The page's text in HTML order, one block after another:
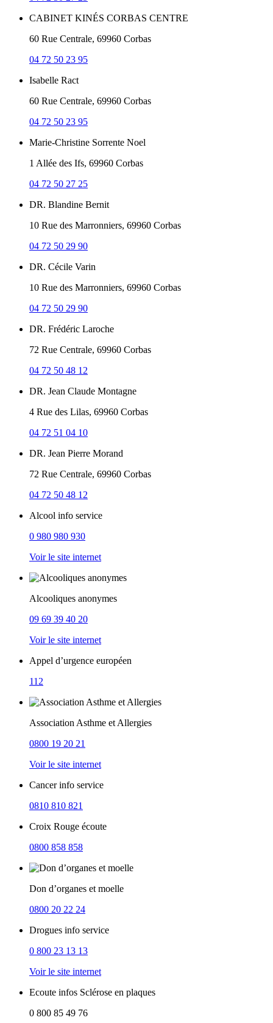
CABINET KINÉS CORBAS CENTRE
60 Rue Centrale, 69960 Corbas
04 72 50 23 95
Isabelle Ract
60 Rue Centrale, 69960 Corbas
04 72 50 23 95
Marie-Christine Sorrente Noel
1 Allée des Ifs, 69960 Corbas
04 72 50 27 25
DR. Blandine Bernit
10 Rue des Marronniers, 69960 Corbas
04 72 50 29 90
DR. Cécile Varin
10 Rue des Marronniers, 69960 Corbas
04 72 50 29 90
DR. Frédéric Laroche
72 Rue Centrale, 69960 Corbas
04 72 50 48 12
DR. Jean Claude Montagne
4 Rue des Lilas, 69960 Corbas
04 72 51 04 10
DR. Jean Pierre Morand
72 Rue Centrale, 69960 Corbas
04 72 50 48 12
Alcool info service
0 980 980 930
Voir le site internet
Alcooliques anonymes
09 69 39 40 20
Voir le site internet
Appel d’urgence européen
112
Association Asthme et Allergies
0800 19 20 21
Voir le site internet
Cancer info service
0810 810 821
Croix Rouge écoute
0800 858 858
Don d’organes et moelle
0800 20 22 24
Drogues info service
0 800 23 13 13
Voir le site internet
Ecoute infos Sclérose en plaques
0 800 85 49 76